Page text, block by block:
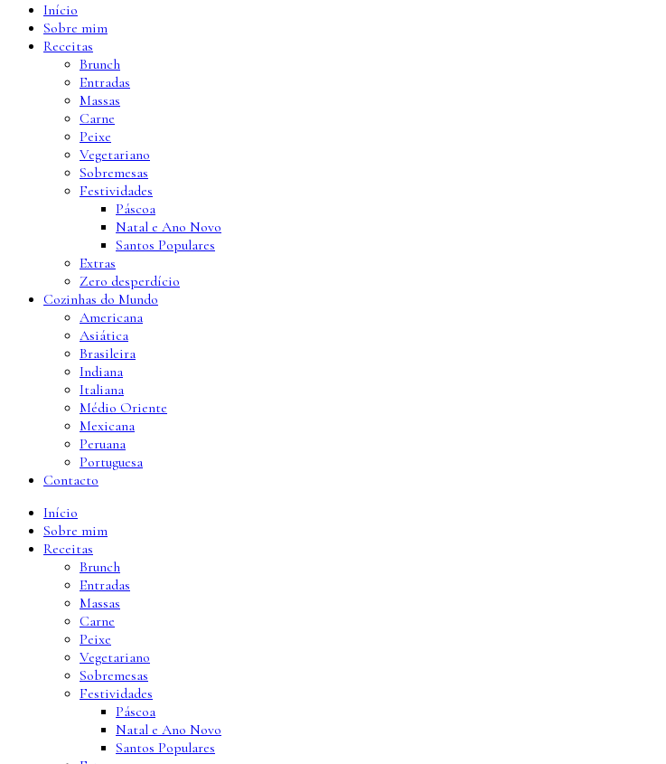
Início
Sobre mim
Receitas
Brunch
Entradas
Massas
Carne
Peixe
Vegetariano
Sobremesas
Festividades
Páscoa
Natal e Ano Novo
Santos Populares
Extras
Zero desperdício
Cozinhas do Mundo
Americana
Asiática
Brasileira
Indiana
Italiana
Médio Oriente
Mexicana
Peruana
Portuguesa
Contacto
Início
Sobre mim
Receitas
Brunch
Entradas
Massas
Carne
Peixe
Vegetariano
Sobremesas
Festividades
Páscoa
Natal e Ano Novo
Santos Populares